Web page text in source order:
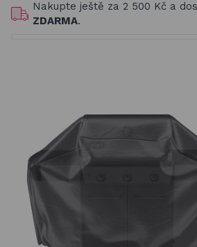
Slackline
Výprodej
ÚVOD
VŠE O NÁKUPU
REALIZACE V ČR
Nakupte ještě za 2 500 Kč a
ZDARMA.